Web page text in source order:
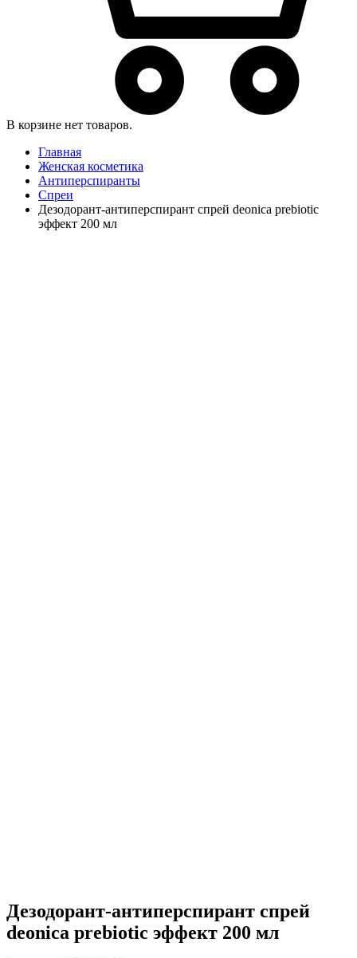
В корзине нет товаров.
Главная
Женская косметика
Антиперспиранты
Спреи
Дезодорант-антиперспирант спрей deonica prebiotic
эффект 200 мл
Дезодорант-антиперспирант спрей
deonica prebiotic эффект 200 мл